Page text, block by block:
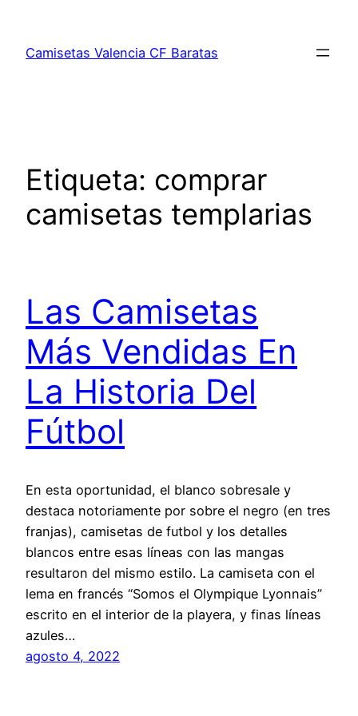
contenido
Camisetas Valencia CF Baratas
Etiqueta: comprar
camisetas templarias
Las Camisetas
Más Vendidas En
La Historia Del
Fútbol
En esta oportunidad, el blanco sobresale y
destaca notoriamente por sobre el negro (en tres
franjas), camisetas de futbol y los detalles
blancos entre esas líneas con las mangas
resultaron del mismo estilo. La camiseta con el
lema en francés “Somos el Olympique Lyonnais”
escrito en el interior de la playera, y finas líneas
azules…
agosto 4, 2022